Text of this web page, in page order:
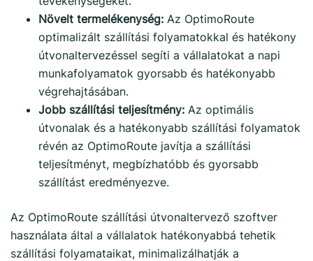
Növelt termelékenység: Az OptimoRoute
optimalizált szállítási folyamatokkal és hatékony
útvonaltervezéssel segíti a vállalatokat a napi
munkafolyamatok gyorsabb és hatékonyabb
végrehajtásában.
Jobb szállítási teljesítmény: Az optimális
útvonalak és a hatékonyabb szállítási folyamatok
révén az OptimoRoute javítja a szállítási
teljesítményt, megbízhatóbb és gyorsabb
szállítást eredményezve.
Az OptimoRoute szállítási útvonaltervező szoftver
használata által a vállalatok hatékonyabbá tehetik
szállítási folyamataikat, minimalizálhatják a